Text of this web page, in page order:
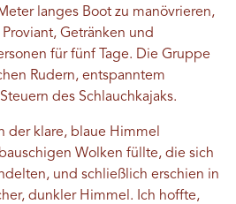
langes Boot zu manövrieren,
Getränken und
für fünf Tage. Die Gruppe
Rudern, entspanntem
des Schlauchkajaks.
der klare, blaue Himmel
Wolken füllte, die sich
und schließlich erschien in
dunkler Himmel. Ich hoffte,